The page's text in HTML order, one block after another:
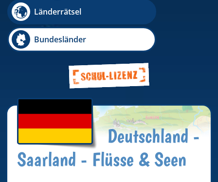
Länderrätsel
Bundesländer
Deutschland -
Saarland - Flüsse & Seen